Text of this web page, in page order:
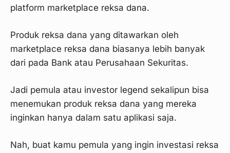
platform marketplace reksa dana.
Produk reksa dana yang ditawarkan oleh
marketplace reksa dana biasanya lebih banyak
dari pada Bank atau Perusahaan Sekuritas.
Jadi pemula atau investor legend sekalipun bisa
menemukan produk reksa dana yang mereka
inginkan hanya dalam satu aplikasi saja.
Nah, buat kamu pemula yang ingin investasi reksa